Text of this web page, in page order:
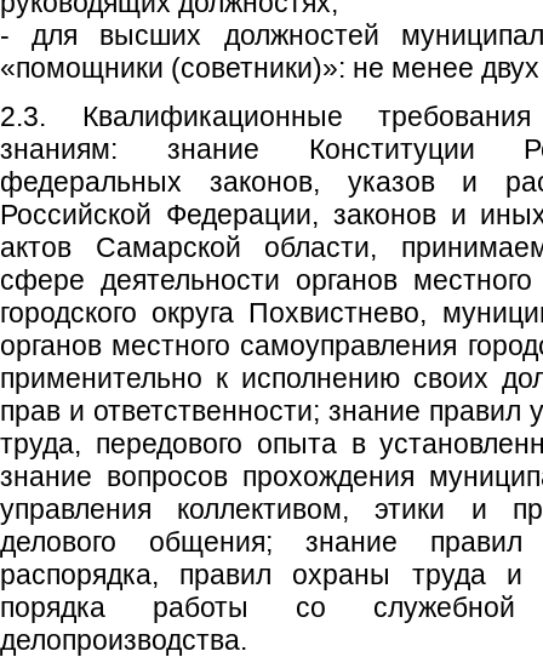
- для высших должностей
«помощники (советники)»: не менее
2.3. Квалификационные
знаниям: знание Конституции
федеральных законов, указов и
Российской Федерации, законов и
актов Самарской области,
сфере деятельности органов
городского округа Похвистнево,
органов местного самоуправления
применительно к исполнению своих
прав и ответственности; знание правил
труда, передового опыта в
знание вопросов прохождения
управления коллективом, этики и
делового общения; знание правил
распорядка, правил охраны труда и
порядка работы со служебной
делопроизводства.